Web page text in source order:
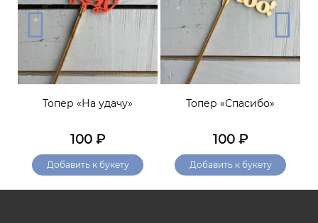
Топер «На удачу»
100 ₽
Добавить к букету
Топер «Спасибо»
100 ₽
Добавить к букету